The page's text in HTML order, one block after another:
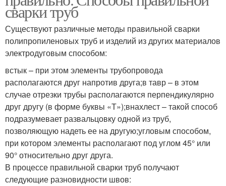
сварки труб
Существуют различные методы правильной сварки
полипропиленовых труб и изделий из других материалов
электродуговым способом:
встык – при этом элементы трубопровода
располагаются друг напротив друга;в тавр – в этом
случае отрезки трубы располагаются перпендикулярно
друг другу (в форме буквы «Т»);внахлест – такой способ
подразумевает развальцовку одной из труб,
позволяющую надеть ее на другую;угловым способом,
при котором элементы располагают под углом 45° или
90° относительно друг друга.
В процессе правильной сварки труб получают
следующие разновидности швов: